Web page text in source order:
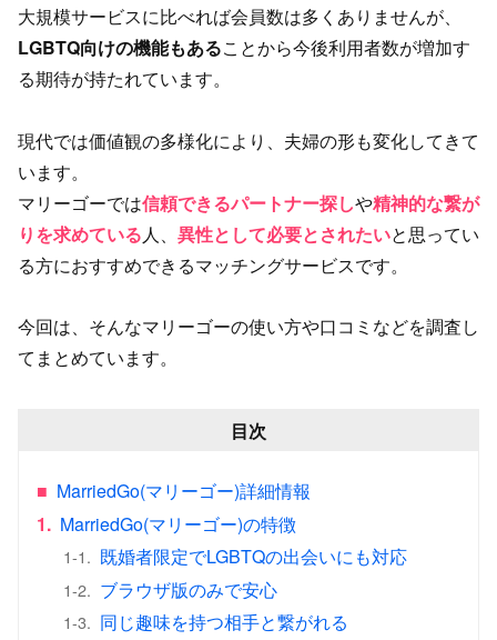
大規模サービスに比べれば会員数は多くありませんが、
LGBTQ向けの機能もあることから今後利用者数が増加す
る期待が持たれています。
現代では価値観の多様化により、夫婦の形も変化してきて
います。
マリーゴーでは信頼できるパートナー探しや精神的な繋が
りを求めている人、 異性として必要とされたいと思ってい
る方におすすめできるマッチングサービスです。
今回は、そんなマリーゴーの使い方や口コミなどを調査し
てまとめています。
目次
■ MarriedGo(マリーゴー)詳細情報
1. MarriedGo(マリーゴー)の特徴
1-1. 既婚者限定でLGBTQの出会いにも対応
1-2. ブラウザ版のみで安心
1-3. 同じ趣味を持つ相手と繋がれる